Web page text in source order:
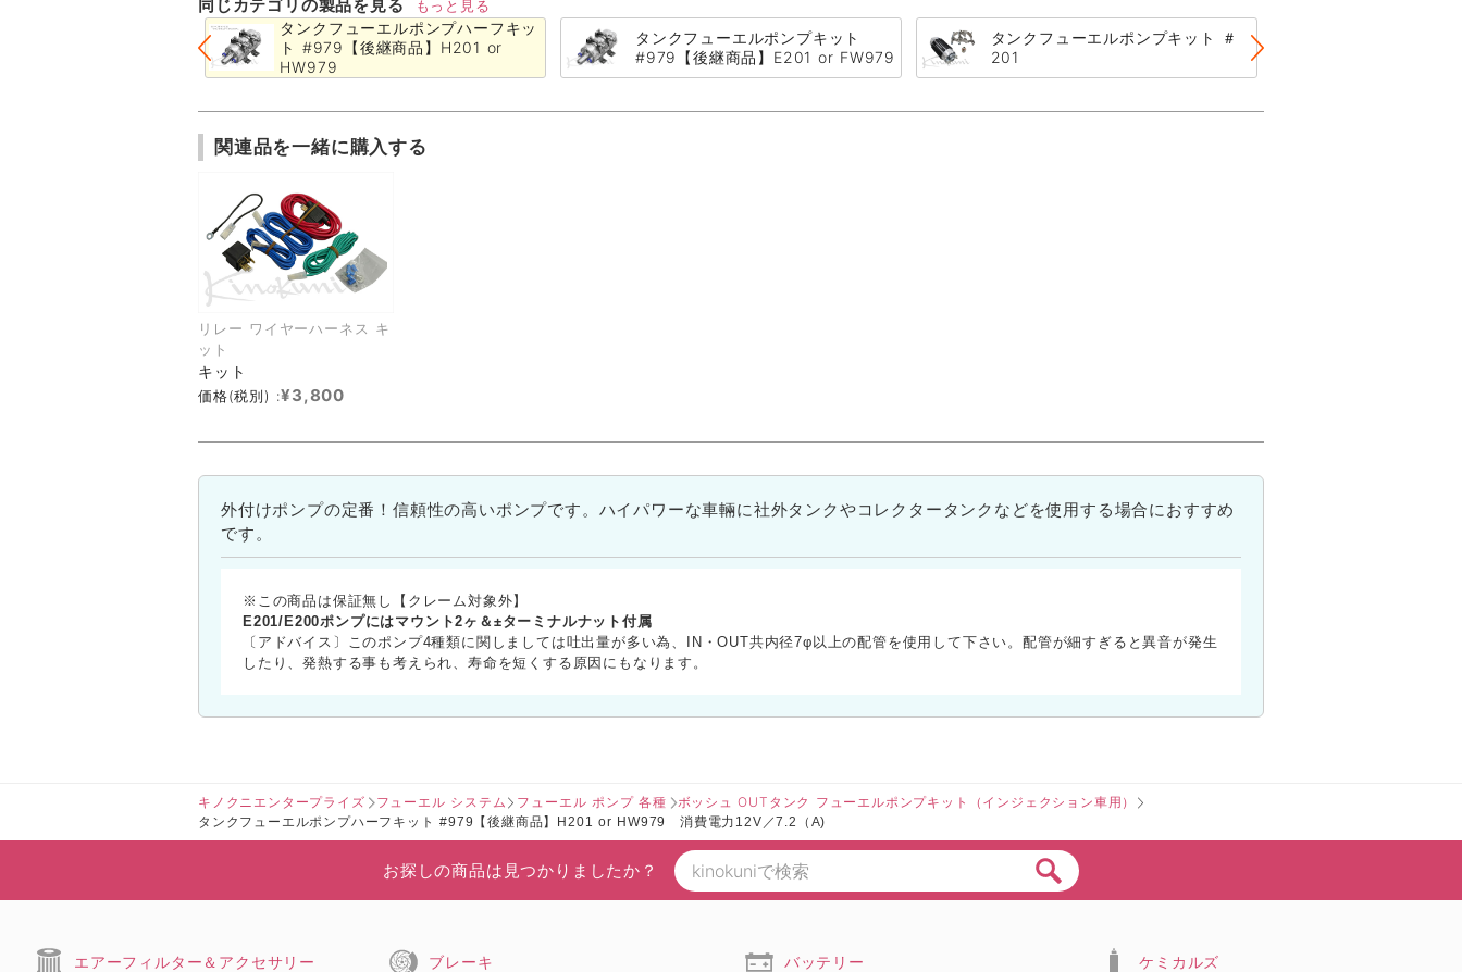
同じカテゴリの製品を見る もっと見る
タンクフューエルポンプハーフキッ
ト #979【後継商品】H201 or
HW979
タンクフューエルポンプキット
#979【後継商品】E201 or FW979
タンクフューエルポンプキット ＃
201
関連品を一緒に購入する
リレー ワイヤーハーネス キ
ット
キット
価格(税別) :¥3,800
外付けポンプの定番！信頼性の高いポンプです。ハイパワーな車輛に社外タンクやコレクタータンクなどを使用する場合におすすめ
です。
※この商品は保証無し【クレーム対象外】
E201/E200ポンプにはマウント2ヶ＆±ターミナルナット付属
〔アドバイス〕このポンプ4種類に関しましては吐出量が多い為、IN・OUT共内径7φ以上の配管を使用して下さい。配管が細すぎると異音が発生
したり、発熱する事も考えられ、寿命を短くする原因にもなります。
キノクニエンタープライズ フューエル システム フューエル ポンプ 各種 ボッシュ OUTタンク フューエルポンプキット（インジェクション車用）
タンクフューエルポンプハーフキット #979【後継商品】H201 or HW979 消費電力12V／7.2（A)
お探しの商品は見つかりましたか？
エアーフィルター＆アクセサリー ブレーキ バッテリー ケミカルズ